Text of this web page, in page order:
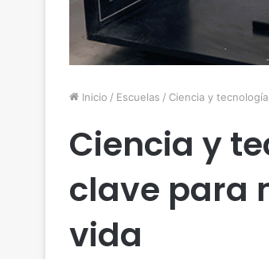
Inicio / Escuelas / Ciencia y
Ciencia y
clave para
vida